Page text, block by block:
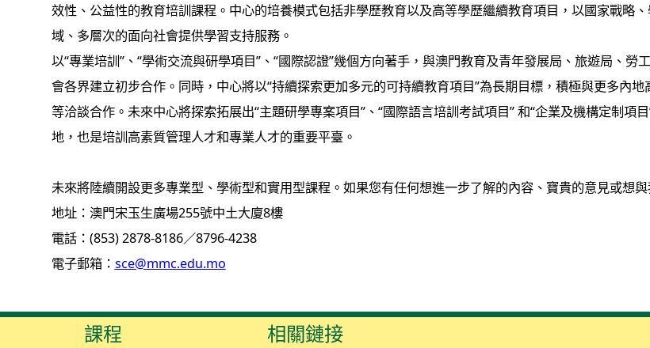
效性、公益性的教育培訓課程。中心的培養模式包括非學歷教育以及高等學歷繼續教育項目，以國家戰略
域、多層次的面向社會提供學習支持服務。
以“專業培訓”、“學術交流與研學項目”、“國際認證”幾個方向著手，與澳門教育及青年發展局、旅遊局、
會各界建立初步合作。同時，中心將以“持續探索更加多元的可持續教育項目”為長期目標，積極與更多內
等洽談合作。未來中心將探索拓展出“主題研學專案項目”、“國際語言培訓考試項目” 和“企業及機構定制
地，也是培訓高素質管理人才和專業人才的重要平臺。
未來將陸續開設更多專業型、學術型和實用型課程。如果您有任何想進一步了解的內容、寶貴的意見或想
地址：澳門宋玉生廣場255號中土大廈8樓
電話：(853) 2878-8186／8796-4238
電子郵箱： sce@mmc.edu.mo
課程 相關鏈接